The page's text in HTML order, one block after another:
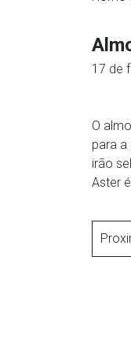
17 de
O
para a
irão
Aster